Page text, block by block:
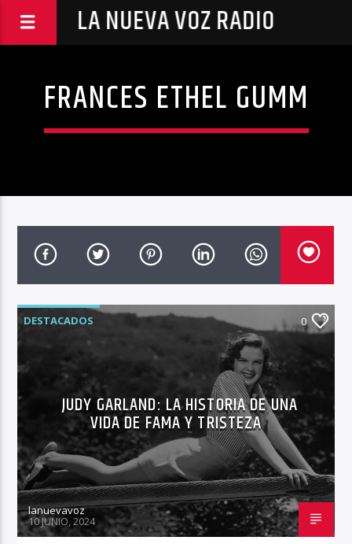
LA NUEVA VOZ RADIO
FRANCES ETHEL GUMM
DESTACADOS 0
JUDY GARLAND: LA HISTORIA DE UNA
VIDA DE FAMA Y TRISTEZA
lanuevavoz
10 JUNIO, 2024